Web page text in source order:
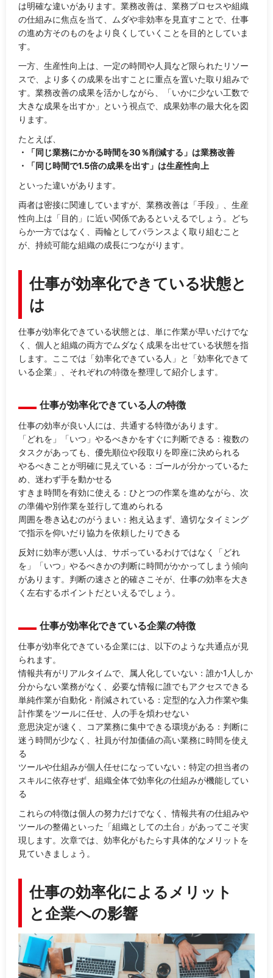
は明確な違いがあります。業務改善は、業務プロセスや組織
の仕組みに焦点を当て、ムダや非効率を見直すことで、仕事
の進め方そのものをより良くしていくことを目的としていま
す。
一方、生産性向上は、一定の時間や人員など限られたリソー
スで、より多くの成果を出すことに重点を置いた取り組みで
す。業務改善の成果を活かしながら、「いかに少ない工数で
大きな成果を出すか」という視点で、成果効率の最大化を図
ります。
たとえば、
・「同じ業務にかかる時間を30％削減する」は業務改善
・「同じ時間で1.5倍の成果を出す」は生産性向上
といった違いがあります。
両者は密接に関連していますが、業務改善は「手段」、生産
性向上は「目的」に近い関係であるといえるでしょう。どち
らか一方ではなく、両輪としてバランスよく取り組むこと
が、持続可能な組織の成長につながります。
仕事が効率化できている状態と
は
仕事が効率化できている状態とは、単に作業が早いだけでな
く、個人と組織の両方でムダなく成果を出せている状態を指
します。ここでは「効率化できている人」と「効率化できて
いる企業」、それぞれの特徴を整理して紹介します。
仕事が効率化できている人の特徴
仕事の効率が良い人には、共通する特徴があります。
「どれを」「いつ」やるべきかをすぐに判断できる：複数の
タスクがあっても、優先順位や段取りを即座に決められる
やるべきことが明確に見えている：ゴールが分かっているた
め、迷わず手を動かせる
すきま時間を有効に使える：ひとつの作業を進めながら、次
の準備や別作業を並行して進められる
周囲を巻き込むのがうまい：抱え込まず、適切なタイミング
で指示を仰いだり協力を依頼したりできる
反対に効率が悪い人は、サボっているわけではなく「どれ
を」「いつ」やるべきかの判断に時間がかかってしまう傾向
があります。判断の速さと的確さこそが、仕事の効率を大き
く左右するポイントだといえるでしょう。
仕事が効率化できている企業の特徴
仕事が効率化できている企業には、以下のような共通点が見
られます。
情報共有がリアルタイムで、属人化していない：誰か1人しか
分からない業務がなく、必要な情報に誰でもアクセスできる
単純作業が自動化・削減されている：定型的な入力作業や集
計作業をツールに任せ、人の手を煩わせない
意思決定が速く、コア業務に集中できる環境がある：判断に
迷う時間が少なく、社員が付加価値の高い業務に時間を使え
る
ツールや仕組みが個人任せになっていない：特定の担当者の
スキルに依存せず、組織全体で効率化の仕組みが機能してい
る
これらの特徴は個人の努力だけでなく、情報共有の仕組みや
ツールの整備といった「組織としての土台」があってこそ実
現します。次章では、効率化がもたらす具体的なメリットを
見ていきましょう。
仕事の効率化によるメリット
と企業への影響